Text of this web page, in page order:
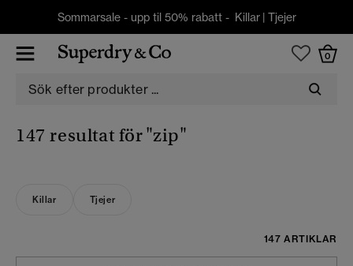
Sommarsale - upp til 50% rabatt - Killar| Tjejer
0
147 resultat för"zip"
Killar Tjejer
147 ARTIKLAR